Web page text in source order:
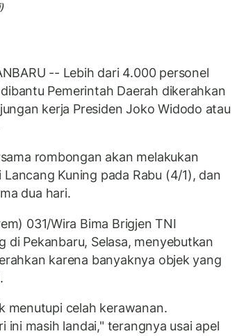
-- Lebih dari 4.000 personel
Pemerintah Daerah dikerahkan
kerja Presiden Joko Widodo atau
rombongan akan melakukan
Kuning pada Rabu (4/1), dan
dua hari.
031/Wira Bima Brigjen TNI
di Pekanbaru, Selasa, menyebutkan
karena banyaknya objek yang
menutupi celah kerawanan.
ini masih landai," terangnya usai apel